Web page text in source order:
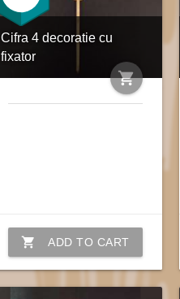
Cifra 4 decoratie cu
fixator
shopping_cart
shopping_cart ADD TO CART